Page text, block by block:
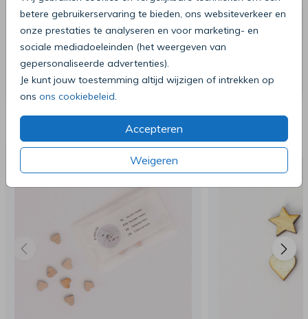
betere gebruikerservaring te bieden, ons websiteverkeer en
onze prestaties te analyseren en voor marketing- en
sociale mediadoeleinden (het weergeven van
gepersonaliseerde advertenties).
Je kunt jouw toestemming altijd wijzigen of intrekken op
ons ons cookiebeleid.
Accepteren
Weigeren
Deze producten zijn wellicht ook iets